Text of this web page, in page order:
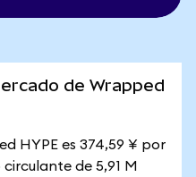
de Wrapped
HYPE es 374,59 ¥ por
de 5,91 M